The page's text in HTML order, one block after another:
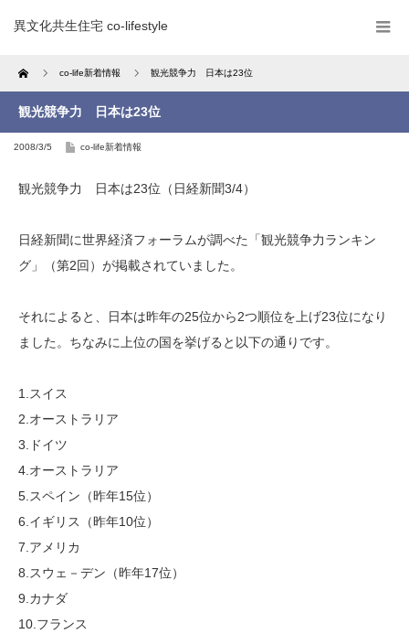
異文化共生住宅 co-lifestyle
Home co-life新着情報 観光競争力 日本は23位
観光競争力 日本は23位
2008/3/5 co-life新着情報
観光競争力 日本は23位（日経新聞3/4）
日経新聞に世界経済フォーラムが調べた「観光競争力ランキン
グ」（第2回）が掲載されていました。
それによると、日本は昨年の25位から2つ順位を上げ23位になり
ました。ちなみに上位の国を挙げると以下の通りです。
1.スイス
2.オーストラリア
3.ドイツ
4.オーストラリア
5.スペイン（昨年15位）
6.イギリス（昨年10位）
7.アメリカ
8.スウェ－デン（昨年17位）
9.カナダ
10.フランス